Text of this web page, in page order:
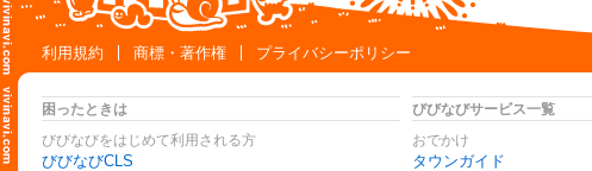
利用規約
商標・著作権 プライバシーポリシー
困ったときは
びびなびをはじめて利用される方
びびなびCLS
びびなびサービス一覧
おでかけ
タウンガイド